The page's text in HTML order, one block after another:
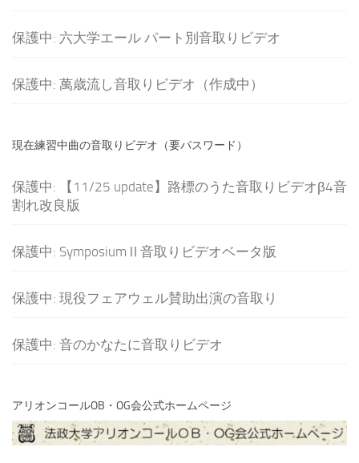
保護中: 六大学エール パート別音取りビデオ
保護中: 萬歳流し音取りビデオ（作成中）
現在練習中曲の音取りビデオ（要パスワード）
保護中: 【11/25 update】路標のうた音取りビデオβ4音
割れ改良版
保護中: SymposiumⅡ音取りビデオベータ版
保護中: 現役フェアウェル賛助出演の音取り
保護中: 音のかなたに音取りビデオ
アリオンコールOB・OG会公式ホームページ